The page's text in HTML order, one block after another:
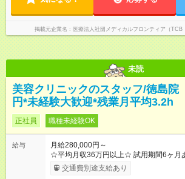
境です。
掲載元企業名 医療法人社団メディカルフロンティア（
未読
美容クリニックのスタッフ/徳島
円*未経験大歓迎*残業月平均3.2h
正社員 職種未経験OK
給与
月給280,000円～
☆平均月収36万円以上☆ 試用期間6ヶ月
社員として、月給26万円となります。
28万円+インセンティブ（平均8万円）+
交通費別途支給あり